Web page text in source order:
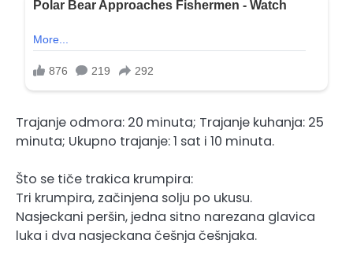
Trajanje odmora: 20 minuta; Trajanje kuhanja: 25
minuta; Ukupno trajanje: 1 sat i 10 minuta.
Što se tiče trakica krumpira:
Tri krumpira, začinjena solju po ukusu.
Nasjeckani peršin, jedna sitno narezana glavica
luka i dva nasjeckana češnja češnjaka.